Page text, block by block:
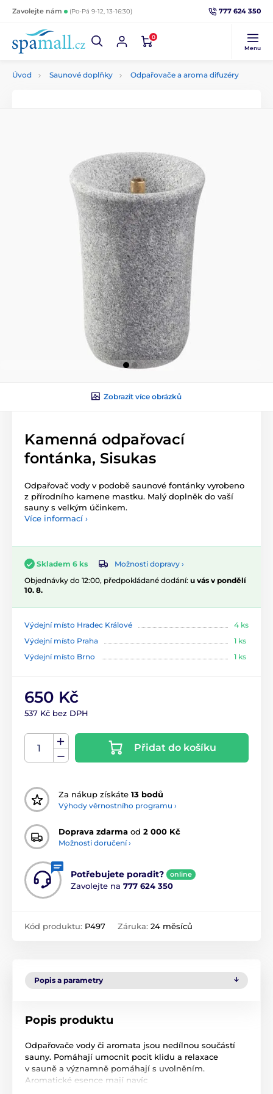
Zavolejte nám (Po-Pá 9-12, 13-16:30) 777 624 350
0
Menu
Úvod Saunové doplňky Odpařovače a aroma difuzéry
Zobrazit více obrázků
Kamenná odpařovací
fontánka, Sisukas
Odpařovač vody v podobě saunové fontánky vyrobeno
z přírodního kamene mastku. Malý doplněk do vaší
sauny s velkým účinkem.
Více informací ›
Skladem 6 ks
Možnosti dopravy ›
Objednávky do 12:00, předpokládané dodání: u vás v pondělí
10. 8.
Výdejní místo Hradec Králové
4 ks
Výdejní místo Praha
1 ks
Výdejní místo Brno
1 ks
650 Kč
537 Kč bez DPH
Přidat do košíku
Za nákup získáte 13 bodů
Výhody věrnostního programu ›
Doprava zdarma od 2 000 Kč
Možnosti doručení ›
Potřebujete poradit? online
Zavolejte na 777 624 350
Kód produktu: P497 Záruka: 24 měsíců
Popis a parametry
Popis produktu
Odpařovače vody či aromata jsou nedílnou součástí
sauny. Pomáhají umocnit pocit klidu a relaxace
v sauně a významně pomáhají s uvolněním.
Aromatické esence mají navíc